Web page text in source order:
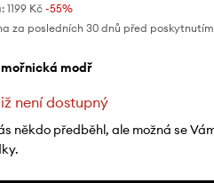
1199 Kč-55%
za posledních 30 dnů před
modř
není dostupný
někdo předběhl, ale možná se